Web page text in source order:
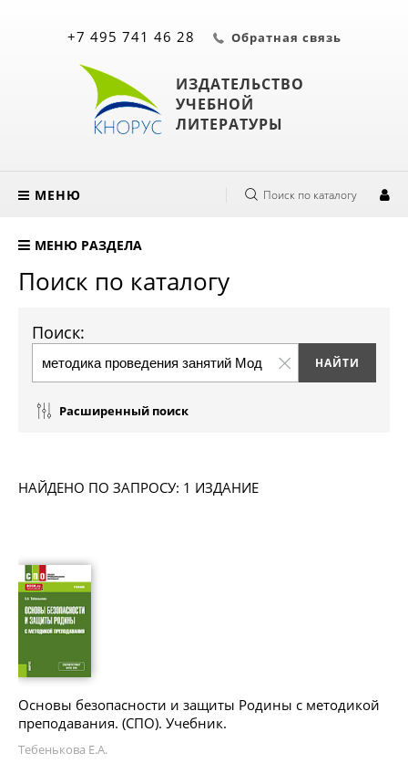
ИЗДАТЕЛЬСТВО
УЧЕБНОЙ
ЛИТЕРАТУРЫ
+7 495 741 46 28 Обратная связь
МЕНЮ Поиск по каталогу
МЕНЮ РАЗДЕЛА
Поиск по каталогу
Поиск:
Расширенный поиск
НАЙДЕНО ПО ЗАПРОСУ: 1 ИЗДАНИЕ
Основы безопасности и защиты Родины с методикой
преподавания. (СПО). Учебник.
Тебенькова Е.А.